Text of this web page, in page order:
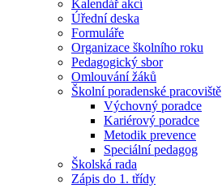
Kalendář akcí
Úřední deska
Formuláře
Organizace školního roku
Pedagogický sbor
Omlouvání žáků
Školní poradenské pracoviště
Výchovný poradce
Kariérový poradce
Metodik prevence
Speciální pedagog
Školská rada
Zápis do 1. třídy